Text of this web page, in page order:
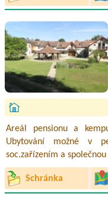
Areál pensionu a
Ubytování možné v
soc.zařízením a
Schránka